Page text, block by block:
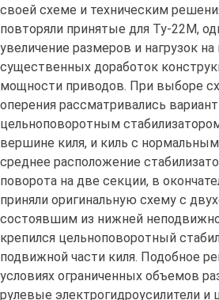
своей схеме и техническим
повторяли принятые для Ту-22М,
увеличение размеров и нагрузок на
существенных доработок
мощности приводов. При выборе
оперения рассматривались
цельноповоротным
вершине киля, и киль с
среднее расположение
поворота на две секции, в
приняли оригинальную схему с
состоявшим из нижней
крепился цельноповоротный
подвижной части киля. Подобное
условиях ограниченных объемов
рулевые электрогидроусилители